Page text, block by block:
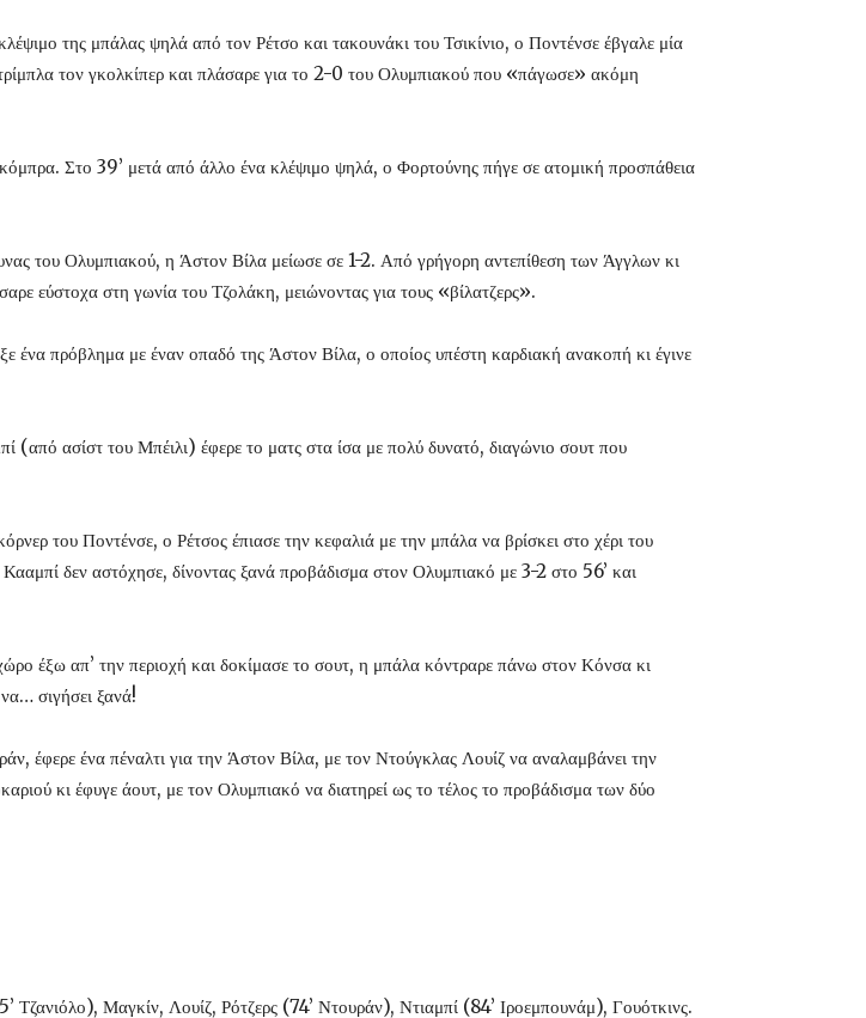
της μπάλας ψηλά από τον Ρέτσο και τακουνάκι του Τσικίνιο, ο Ποντένσε έβγαλε μία
τον γκολκίπερ και πλάσαρε για το 2-0 του Ολυμπιακού που «πάγωσε» ακόμη
Στο 39’ μετά από άλλο ένα κλέψιμο ψηλά, ο Φορτούνης πήγε σε ατομική προσπάθεια
του Ολυμπιακού, η Άστον Βίλα μείωσε σε 1-2. Από γρήγορη αντεπίθεση των Άγγλων κι
εύστοχα στη γωνία του Τζολάκη, μειώνοντας για τους «βίλατζερς».
ένα πρόβλημα με έναν οπαδό της Άστον Βίλα, ο οποίος υπέστη καρδιακή ανακοπή κι έγινε
ασίστ του Μπέιλι) έφερε το ματς στα ίσα με πολύ δυνατό, διαγώνιο σουτ που
του Ποντένσε, ο Ρέτσος έπιασε την κεφαλιά με την μπάλα να βρίσκει στο χέρι του
δεν αστόχησε, δίνοντας ξανά προβάδισμα στον Ολυμπιακό με 3-2 στο 56’ και
έξω απ’ την περιοχή και δοκίμασε το σουτ, η μπάλα κόντραρε πάνω στον Κόνσα κι
σιγήσει ξανά!
έφερε ένα πέναλτι για την Άστον Βίλα, με τον Ντούγκλας Λουίζ να αναλαμβάνει την
κι έφυγε άουτ, με τον Ολυμπιακό να διατηρεί ως το τέλος το προβάδισμα των δύο
Μαγκίν, Λουίζ, Ρότζερς (74’ Ντουράν), Ντιαμπί (84’ Ιροεμπουνάμ), Γουότκινς.